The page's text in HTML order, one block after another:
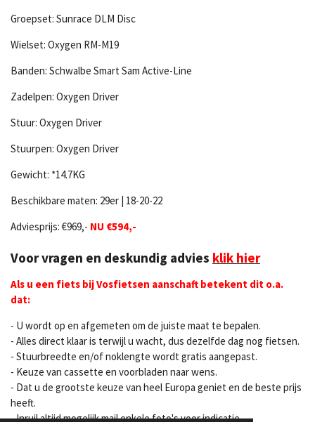
Groepset: Sunrace DLM Disc
Wielset: Oxygen RM-M19
Banden: Schwalbe Smart Sam Active-Line
Zadelpen: Oxygen Driver
Stuur: Oxygen Driver
Stuurpen: Oxygen Driver
Gewicht: *14.7KG
Beschikbare maten: 29er | 18-20-22
Adviesprijs:€969,- NU €594,-
Voor vragen en deskundig advies klik hier
Als u een fiets bij Vosfietsen aanschaft betekent dit o.a.
dat:
- U wordt op en afgemeten om de juiste maat te bepalen.
- Alles direct klaar is terwijl u wacht, dus dezelfde dag nog fietsen.
- Stuurbreedte en/of noklengte wordt gratis aangepast.
- Keuze van cassette en voorbladen naar wens.
- Dat u de grootste keuze van heel Europa geniet en de beste prijs
heeft.
- Inruil altijd mogelijk mail enkele foto's voor indicatie.